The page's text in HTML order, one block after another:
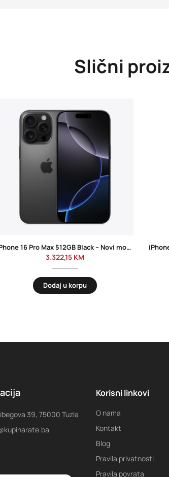
Slični
iPhone 16 Pro Max 512GB Black – Novi model
3.322,15 KM
Dodaj u korpu
39, 75000 Tuzla
Korisni linkovi
O nama
Kontakt
Blog
Pravila privatnosti
Pravila povrata